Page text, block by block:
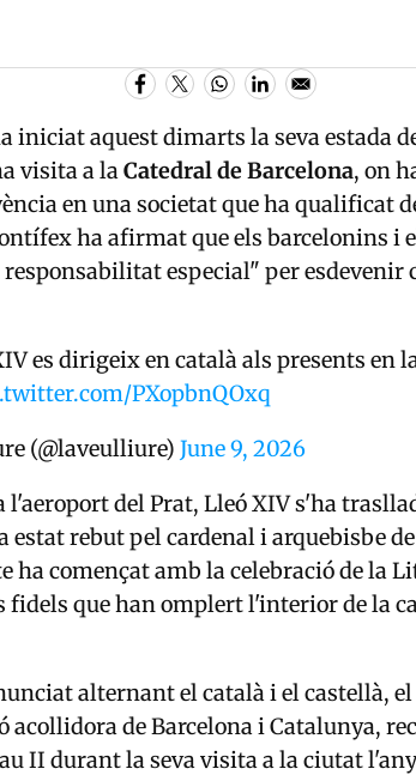
iniciat aquest dimarts la seva estada
visita a laCatedral de Barcelona, on
en una societat que ha qualificat
ha afirmat que els barcelonins i
responsabilitat especial" per esdevenir
es dirigeix en català als presents en
PXopbnQOxq
(@laveulliure) June 9, 2026
l'aeroport del Prat, Lleó XIV s'ha
estat rebut pel cardenal i arquebisbe
ha començat amb la celebració de la
fidels que han omplert l'interior de la
alternant el català i el castellà,
acollidora de Barcelona i Catalunya,
II durant la seva visita a la ciutat